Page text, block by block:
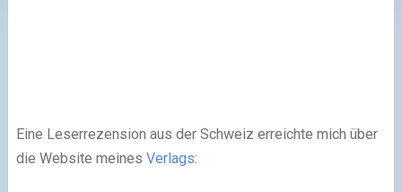
Eine Leserrezension aus der Schweiz erreichte mich über
die Website meines Verlags: